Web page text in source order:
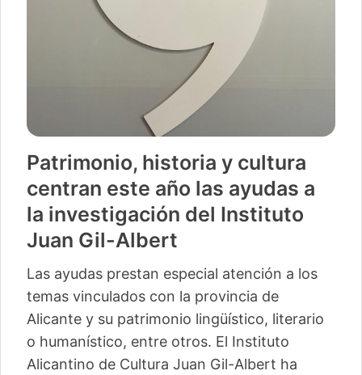
Patrimonio, historia y cultura
centran este año las ayudas a
la investigación del Instituto
Juan Gil-Albert
Las ayudas prestan especial atención a los
temas vinculados con la provincia de
Alicante y su patrimonio lingüístico, literario
o humanístico, entre otros. El Instituto
Alicantino de Cultura Juan Gil-Albert ha